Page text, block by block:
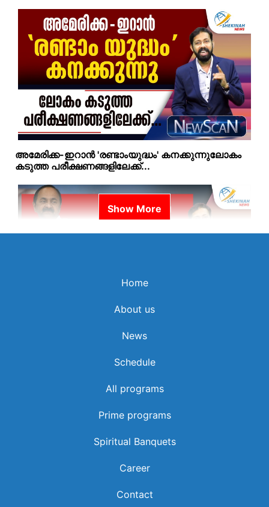
അമേരിക്ക-ഇറാന്‍ 'രണ്ടാംയുദ്ധം' കനക്കുന്നുലോകം
കടുത്ത പരീക്ഷണങ്ങളിലേക്ക്...
സതീശന്‍ സര്‍ക്കാരിന്റെ വീര്യം കുറഞ്ഞതിനു
പിന്നിലെ വീര്യത്തിനു പിന്നില്‍...VD SATHEESHAN
Home
About us
News
Schedule
All programs
Prime programs
Spiritual Banquets
Career
Contact